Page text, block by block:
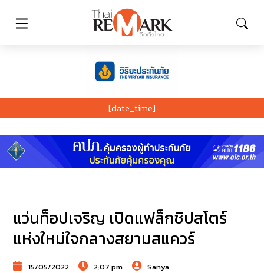
[date_time]
แว่นท็อปเจริญ เปิดแฟล็กชิปสโตร์
แห่งใหม่ใจกลางสยามสแควร์
15/05/2022 2:07 pm Sanya